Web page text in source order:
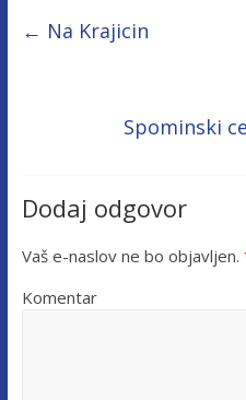
← Na Krajicin
Spominski
Dodaj odgovor
Vaš e-naslov ne bo objavljen.
Komentar